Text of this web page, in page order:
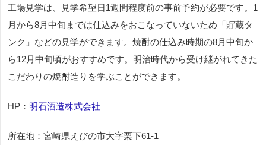
工場見学は、見学希望日1週間程度前の事前予約が必要です。1
月から8月中旬までは仕込みをおこなっていないため「貯蔵タ
ンク」などの見学ができます。焼酎の仕込み時期の8月中旬か
ら12月中旬頃がおすすめです。明治時代から受け継がれてきた
こだわりの焼酎造りを学ぶことができます。
HP： 明石酒造株式会社
所在地：宮崎県えびの市大字栗下61-1